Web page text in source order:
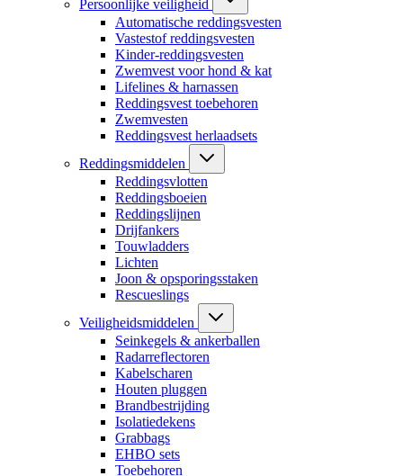
Persoonlijke veiligheid
Automatische reddingsvesten
Vastestof reddingsvesten
Kinder-reddingsvesten
Zwemvest voor hond & kat
Lifelines & harnassen
Reddingsvest toebehoren
Zwemvesten
Reddingsvest herlaadsets
Reddingsmiddelen
Reddingsvlotten
Reddingsboeien
Reddingslijnen
Drijfankers
Touwladders
Lichten
Joon & opsporingsstaken
Rescueslings
Veiligheidsmiddelen
Seinkegels & ankerballen
Radarreflectoren
Kabelscharen
Houten pluggen
Brandbestrijding
Isolatiedekens
Grabbags
EHBO sets
Toebehoren